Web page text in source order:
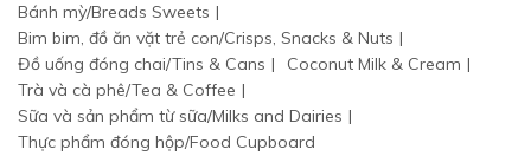
Bánh mỳ/Breads Sweets
Bim bim, đồ ăn vặt trẻ con/Crisps, Snacks & Nuts
Đồ uống đóng chai/Tins & Cans
Coconut Milk & Cream
Trà và cà phê/Tea & Coffee
Sữa và sản phẩm từ sữa/Milks and Dairies
Thực phẩm đóng hộp/Food Cupboard